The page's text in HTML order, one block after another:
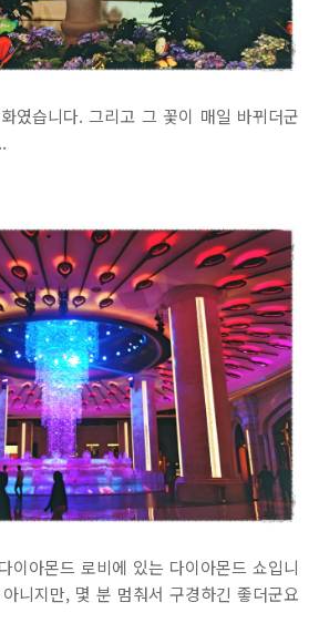
였습니다. 그리고 그 꽃이 매일 바뀌더군
이아몬드 로비에 있는 다이아몬드 쇼입니
니지만, 몇 분 멈춰서 구경하긴 좋더군요